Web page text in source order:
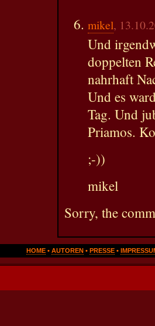
mikel,
Und
doppelten
nahrhaft
Und es
Tag. Und
Priamos.
;-))
mikel
Sorry, the
HOME • AUTOREN • PRESSE •